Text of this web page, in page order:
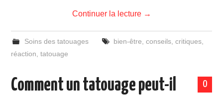
Continuer la lecture →
Soins des tatouages bien-être conseils, critiques,
réaction ,tatouage
0
Comment un tatouage peut-il